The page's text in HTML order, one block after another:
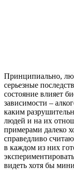
Принципиально,
серьезные
состояние влияет
зависимости –
каким
людей и на их
примерами далеко
справедливо
в каждом из них
видеть хотя бы